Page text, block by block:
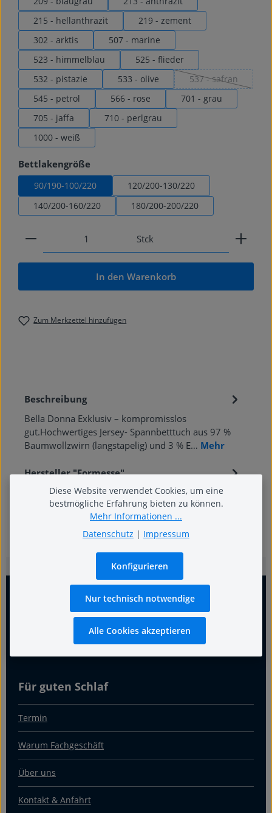
215 - hellanthrazit
219 - zement
302 - arktis
507 - marine
523 - himmelblau
525 - flieder
532 - pistazie
533 - olive 537 - safran
(Diese Option
545 - petrol 566 - rose
701 - grau
705 - jaffa
710 - perlgrau
1000 - weiß
Bettlakengröße
90/190-100/220
120/200-130/220
140/200-160/220
180/200-200/220
Produkt Anzahl: Gib den gewünschten Wert ein
Stck
In den Warenkorb
Zum Merkzettel hinzufügen
Beschreibung
Bella Donna Exklusiv – kompromisslos
gut.Hochwertiges Jersey- Spannbetttuch aus 97 %
Baumwollzwirn (langstapelig) und 3 % E… Mehr
Hersteller "Formesse"
Für guten Schlaf
Termin
Warum Fachgeschäft
Über uns
Kontakt & Anfahrt
Diese Website verwendet Cookies, um eine
bestmögliche Erfahrung bieten zu können.
Mehr Informationen ...
Datenschutz | Impressum
Nur technisch notwendige
Konfigurieren
Alle Cookies akzeptieren